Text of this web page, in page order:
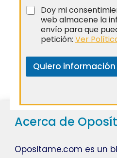
Doy mi
web almacene la
envío para que
petición: Ver
Quiero información
Acerca de
Opositame.com es un